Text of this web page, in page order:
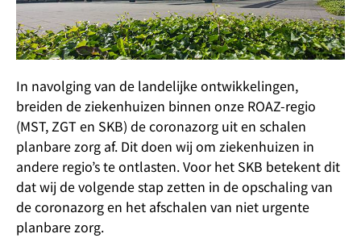
In navolging van de landelijke ontwikkelingen,
breiden de ziekenhuizen binnen onze ROAZ-regio
(MST, ZGT en SKB) de coronazorg uit en schalen
planbare zorg af. Dit doen wij om ziekenhuizen in
andere regio’s te ontlasten. Voor het SKB betekent dit
dat wij de volgende stap zetten in de opschaling van
de coronazorg en het afschalen van niet urgente
planbare zorg.